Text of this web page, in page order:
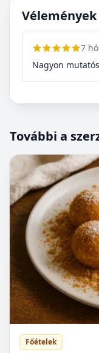
Vélemények
7
Nagyon
További a
Főételek